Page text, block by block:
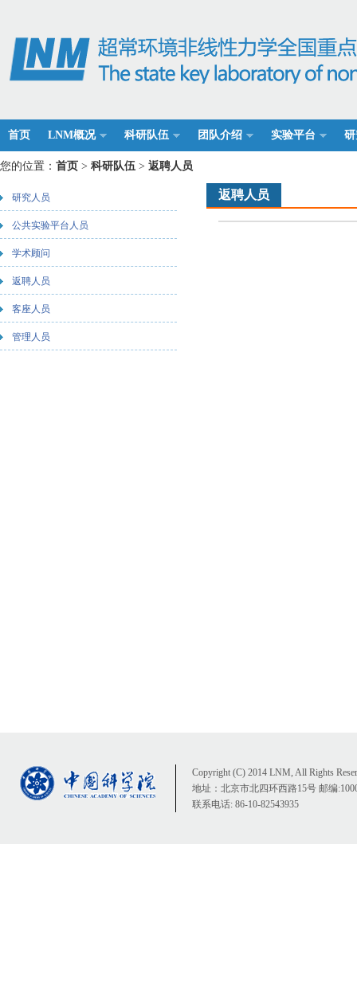
首页 LNM概况 科研队伍 团队介绍 实验平台
您的位置： 首页 > 科研队伍 > 返聘人员
研究人员
公共实验平台人员
学术顾问
返聘人员
客座人员
管理人员
返聘人员
Copyright (C) 2014 LNM, All Rights
地址：北京市北四环西路15号 邮编
联系电话: 86-10-82543935